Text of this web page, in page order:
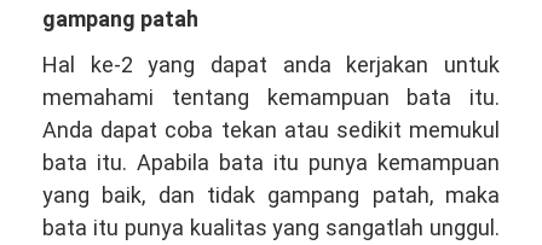
gampang patah
Hal ke-2 yang dapat anda kerjakan untuk
memahami tentang kemampuan bata itu.
Anda dapat coba tekan atau sedikit memukul
bata itu. Apabila bata itu punya kemampuan
yang baik, dan tidak gampang patah, maka
bata itu punya kualitas yang sangatlah unggul.